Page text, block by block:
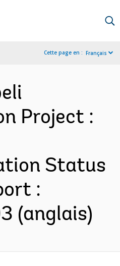
Cette page en : Français
Project :
Status
:
(anglais)